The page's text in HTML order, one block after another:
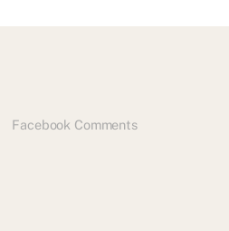
Facebook Comments